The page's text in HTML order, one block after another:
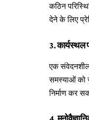
कठिन
देने के लिए
3. कार्यस्थल
एक
समस्याओं को
निर्माण कर